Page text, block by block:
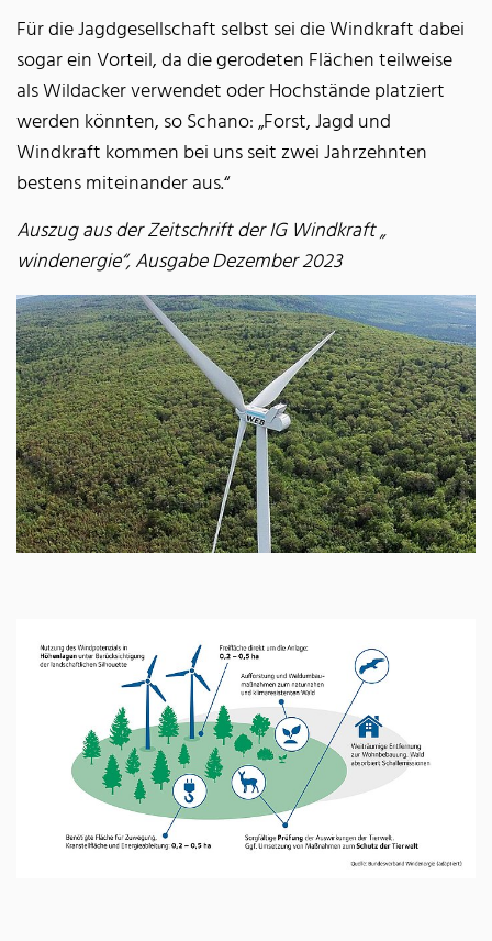
Für die Jagdgesellschaft selbst sei die Windkraft dabei
sogar ein Vorteil, da die gerodeten Flächen teilweise
als Wildacker verwendet oder Hochstände platziert
werden könnten, so Schano: „Forst, Jagd und
Windkraft kommen bei uns seit zwei Jahrzehnten
bestens miteinander aus.“
Auszug aus der Zeitschrift der IG Windkraft „
windenergie“, Ausgabe Dezember 2023